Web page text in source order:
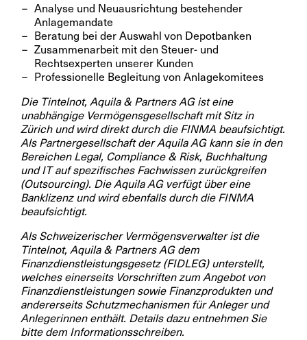
Analyse und Neuausrichtung bestehender
Anlagemandate
Beratung bei der Auswahl von Depotbanken
Zusammenarbeit mit den Steuer- und
Rechtsexperten unserer Kunden
Professionelle Begleitung von Anlagekomitees
Die Tintelnot, Aquila & Partners AG ist eine
unabhängige Vermögensgesellschaft mit Sitz in
Zürich und wird direkt durch die FINMA beaufsichtigt.
Als Partnergesellschaft der Aquila AG kann sie in den
Bereichen Legal, Compliance & Risk, Buchhaltung
und IT auf spezifisches Fachwissen zurückgreifen
(Outsourcing). Die Aquila AG verfügt über eine
Banklizenz und wird ebenfalls durch die FINMA
beaufsichtigt.
Als Schweizerischer Vermögensverwalter ist die
Tintelnot, Aquila & Partners AG dem
Finanzdienstleistungsgesetz (FIDLEG) unterstellt,
welches einerseits Vorschriften zum Angebot von
Finanzdienstleistungen sowie Finanzprodukten und
andererseits Schutzmechanismen für Anleger und
Anlegerinnen enthält. Details dazu entnehmen Sie
bitte dem Informationsschreiben.